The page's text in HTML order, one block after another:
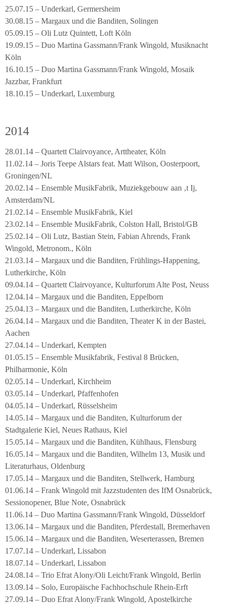
25.07.15 – Underkarl, Germersheim
30.08.15 – Margaux und die Banditen, Solingen
05.09.15 – Oli Lutz Quintett, Loft Köln
19.09.15 – Duo Martina Gassmann/Frank Wingold, Musiknacht
Köln
16.10.15 – Duo Martina Gassmann/Frank Wingold, Mosaik
Jazzbar, Frankfurt
18.10.15 – Underkarl, Luxemburg
2014
28.01.14 – Quartett Clairvoyance, Arttheater, Köln
11.02.14 – Joris Teepe Alstars feat. Matt Wilson, Oosterpoort,
Groningen/NL
20.02.14 – Ensemble MusikFabrik, Muziekgebouw aan ‚t Ij,
Amsterdam/NL
21.02.14 – Ensemble MusikFabrik, Kiel
23.02.14 – Ensemble MusikFabrik, Colston Hall, Bristol/GB
25.02.14 – Oli Lutz, Bastian Stein, Fabian Ahrends, Frank
Wingold, Metronom., Köln
21.03.14 – Margaux und die Banditen, Frühlings-Happening,
Lutherkirche, Köln
09.04.14 – Quartett Clairvoyance, Kulturforum Alte Post, Neuss
12.04.14 – Margaux und die Banditen, Eppelborn
25.04.13 – Margaux und die Banditen, Lutherkirche, Köln
26.04.14 – Margaux und die Banditen, Theater K in der Bastei,
Aachen
27.04.14 – Underkarl, Kempten
01.05.15 – Ensemble Musikfabrik, Festival 8 Brücken,
Philharmonie, Köln
02.05.14 – Underkarl, Kirchheim
03.05.14 – Underkarl, Pfaffenhofen
04.05.14 – Underkarl, Rüsselsheim
14.05.14 – Margaux und die Banditen, Kulturforum der
Stadtgalerie Kiel, Neues Rathaus, Kiel
15.05.14 – Margaux und die Banditen, Kühlhaus, Flensburg
16.05.14 – Margaux und die Banditen, Wilhelm 13, Musik und
Literaturhaus, Oldenburg
17.05.14 – Margaux und die Banditen, Stellwerk, Hamburg
01.06.14 – Frank Wingold mit Jazzstudenten des IfM Osnabrück,
Sessionopener, Blue Note, Osnabrück
11.06.14 – Duo Martina Gassmann/Frank Wingold, Düsseldorf
13.06.14 – Margaux und die Banditen, Pferdestall, Bremerhaven
15.06.14 – Margaux und die Banditen, Weserterassen, Bremen
17.07.14 – Underkarl, Lissabon
18.07.14 – Underkarl, Lissabon
24.08.14 – Trio Efrat Alony/Oli Leicht/Frank Wingold, Berlin
13.09.14 – Solo, Europäische Fachhochschule Rhein-Erft
27.09.14 – Duo Efrat Alony/Frank Wingold, Apostelkirche